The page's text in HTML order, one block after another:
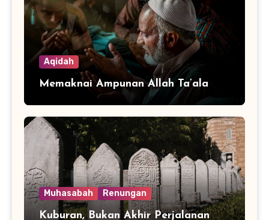
Aqidah
Memaknai Ampunan Allah Ta’ala
Muhasabah Renungan
Kuburan, Bukan Akhir Perjalanan